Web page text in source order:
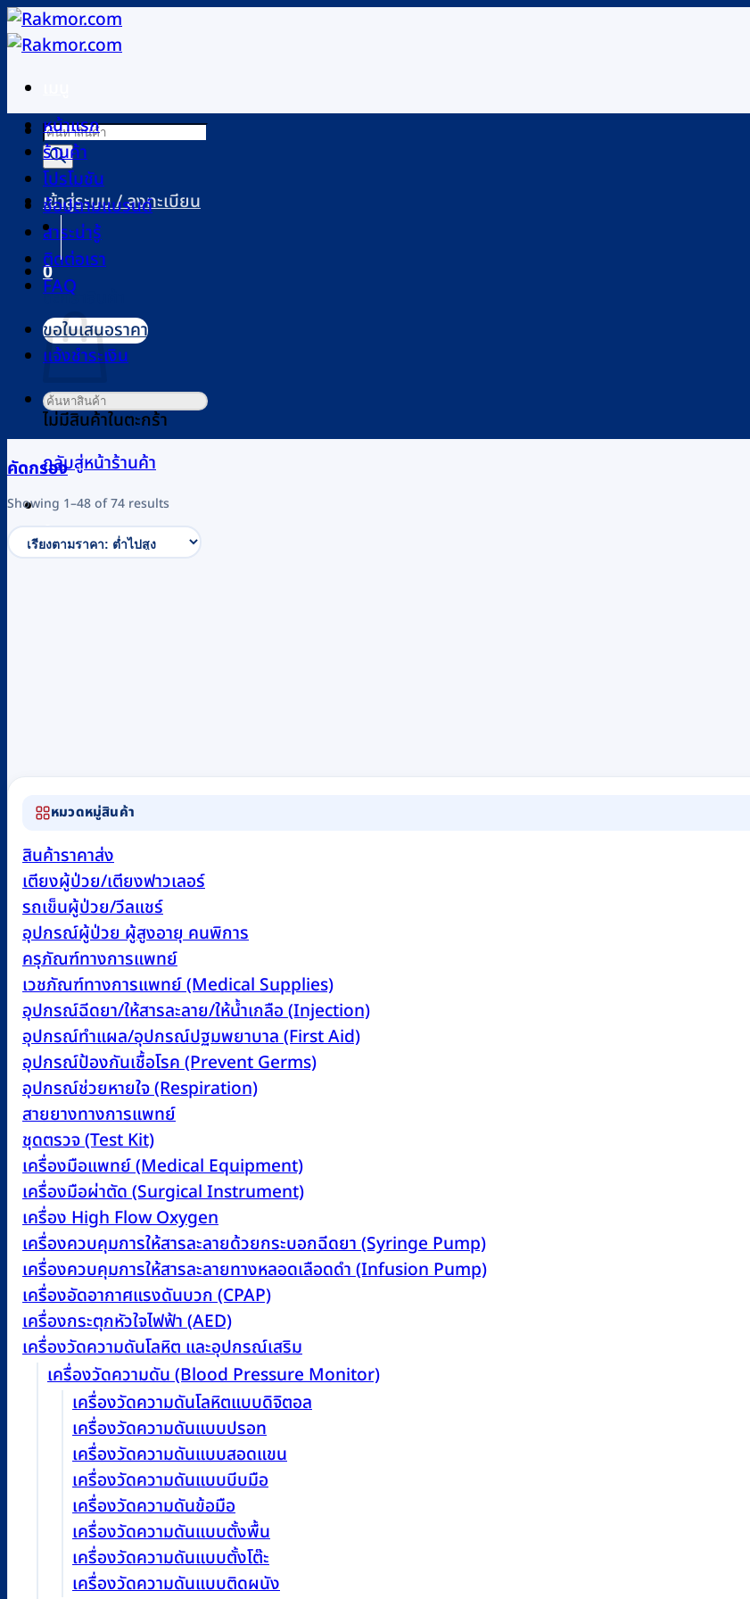
ข้าม
ไป
เนื้อหา
Products
search
เข้าสู่ระบบ / ลงทะเบียน
0
ตะกร้าสินค้า
ไม่มีสินค้าในตะกร้า
กลับสู่หน้าร้านค้า
0
หน้าแรก
ร้านค้า
โปรโมชัน
ช้อปตามแบรนด์
สาระน่ารู้
ติดต่อเรา
FAQ
ขอใบเสนอราคา
แจ้งชำระเงิน
ค้นหา:
คัดกรอง
Showing 1–48 of 74 results
price:
low
หมวดหมู่สินค้า
สินค้าราคาส่ง
เตียงผู้ป่วย/เตียงฟาวเลอร์
รถเข็นผู้ป่วย/วีลแชร์
อุปกรณ์ผู้ป่วย ผู้สูงอายุ คนพิการ
ครุภัณฑ์ทางการแพทย์
เวชภัณฑ์ทางการแพทย์ (Medical Supplies)
อุปกรณ์ฉีดยา/ให้สารละลาย/ให้น้ำเกลือ (Injection)
อุปกรณ์ทำแผล/อุปกรณ์ปฐมพยาบาล (First Aid)
อุปกรณ์ป้องกันเชื้อโรค (Prevent Germs)
อุปกรณ์ช่วยหายใจ (Respiration)
สายยางทางการแพทย์
ชุดตรวจ (Test Kit)
เครื่องมือแพทย์ (Medical Equipment)
เครื่องมือผ่าตัด (Surgical Instrument)
เครื่อง High Flow Oxygen
เครื่องควบคุมการให้สารละลายด้วยกระบอกฉีดยา (Syringe Pump)
เครื่องควบคุมการให้สารละลายทางหลอดเลือดดำ (Infusion Pump)
เครื่องอัดอากาศแรงดันบวก (CPAP)
เครื่องกระตุกหัวใจไฟฟ้า (AED)
เครื่องวัดความดันโลหิต และอุปกรณ์เสริม
เครื่องวัดความดัน (Blood Pressure Monitor)
เครื่องวัดความดันโลหิตแบบดิจิตอล
เครื่องวัดความดันแบบปรอท
เครื่องวัดความดันแบบสอดแขน
เครื่องวัดความดันแบบบีบมือ
เครื่องวัดความดันข้อมือ
เครื่องวัดความดันแบบตั้งพื้น
เครื่องวัดความดันแบบตั้งโต๊ะ
เครื่องวัดความดันแบบติดผนัง